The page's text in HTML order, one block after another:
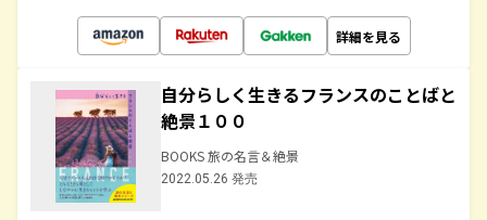
詳細を見る
自分らしく生きるフランスのことばと
絶景１００
BOOKS 旅の名言＆絶景
2022.05.26 発売